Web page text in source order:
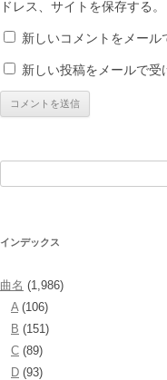
ドレス、サイトを保存する。
新しいコメントをメール
新しい投稿をメールで受
インデックス
曲名 (1,986)
A(106)
B (151)
C (89)
D (93)